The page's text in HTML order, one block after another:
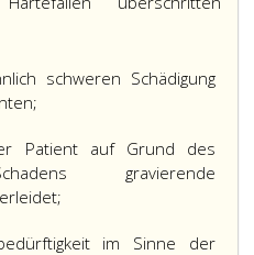
schweren Schädigung
Patient auf Grund des
gravierende
im Sinne der